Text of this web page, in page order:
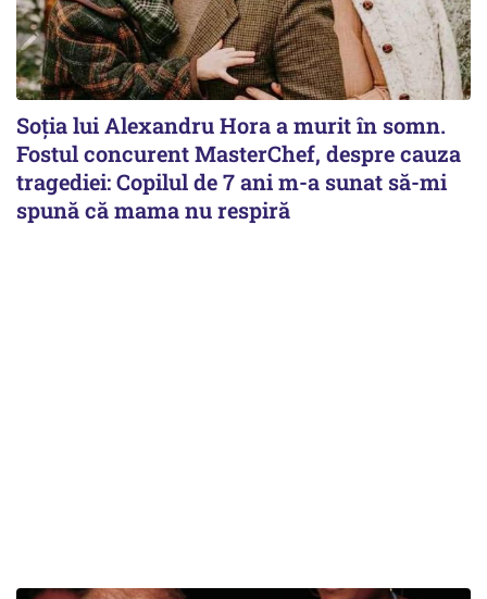
Soția lui Alexandru Hora a murit în somn.
Fostul concurent MasterChef, despre cauza
tragediei: Copilul de 7 ani m-a sunat să-mi
spună că mama nu respiră